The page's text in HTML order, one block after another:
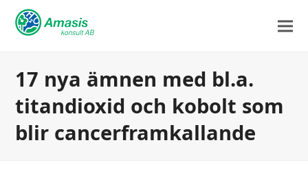
17 nya ämnen med bl.a.
titandioxid och kobolt som
blir cancerframkallande